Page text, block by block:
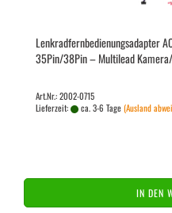
Lenk­rad­fern­be­die­nungs­ad­ap­ter
35Pin/38Pin – Mul­ti­lead
Art.Nr.: 2002-0715
Lieferzeit:
ca. 3-6 Tage(Ausland
IN DEN